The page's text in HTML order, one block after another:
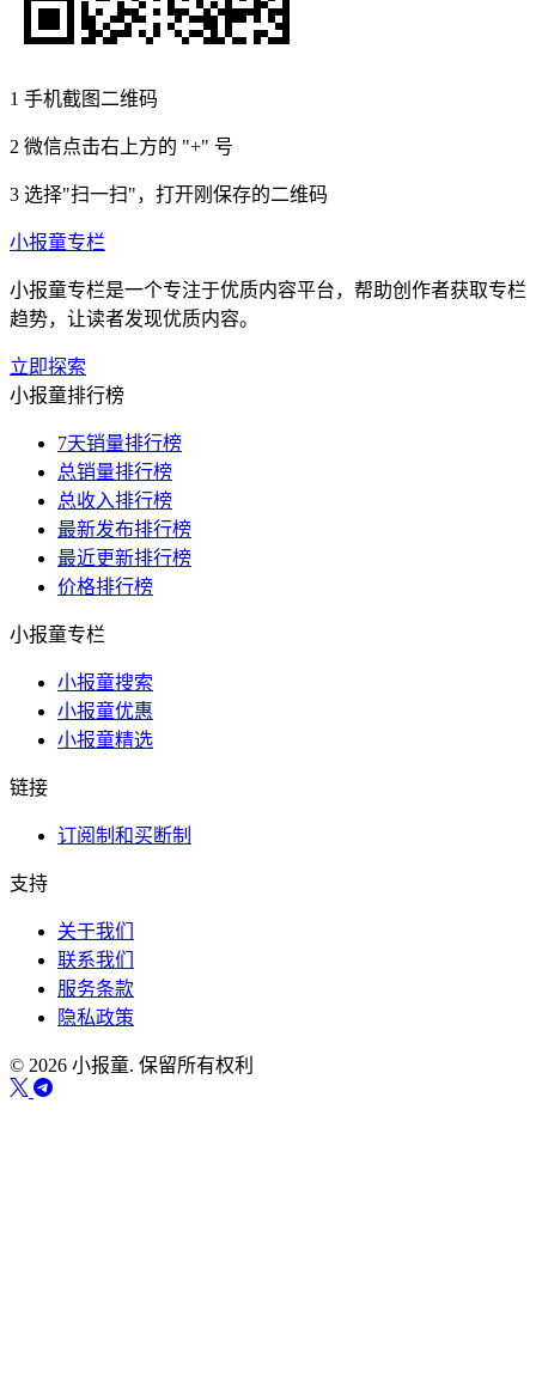
1 手机截图二维码
2 微信点击右上方的 "+" 号
3 选择"扫一扫"，打开刚保存的二维码
小报童专栏
小报童专栏是一个专注于优质内容平台，帮助创作者获取专栏
趋势，让读者发现优质内容。
立即探索
小报童排行榜
7天销量排行榜
总销量排行榜
总收入排行榜
最新发布排行榜
最近更新排行榜
价格排行榜
小报童专栏
小报童搜索
小报童优惠
小报童精选
链接
订阅制和买断制
支持
关于我们
联系我们
服务条款
隐私政策
© 2026 小报童. 保留所有权利